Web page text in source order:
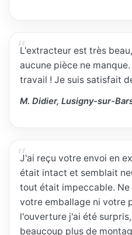
L'extracteur est très
aucune pièce ne
travail ! Je suis satisfait
M. Didier, Lusigny-sur-
J'ai reçu votre envoi en
était intact et semblait
tout était impeccable.
votre emballage ni votre
l'ouverture j'ai été
beaucoup plus de